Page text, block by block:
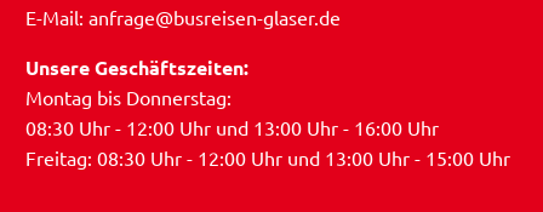
E-Mail: anfrage@busreisen-glaser.de
Unsere Geschäftszeiten:
Montag bis Donnerstag:
08:30 Uhr - 12:00 Uhr und 13:00 Uhr - 16:00 Uhr
Freitag: 08:30 Uhr - 12:00 Uhr und 13:00 Uhr - 15:00 Uhr